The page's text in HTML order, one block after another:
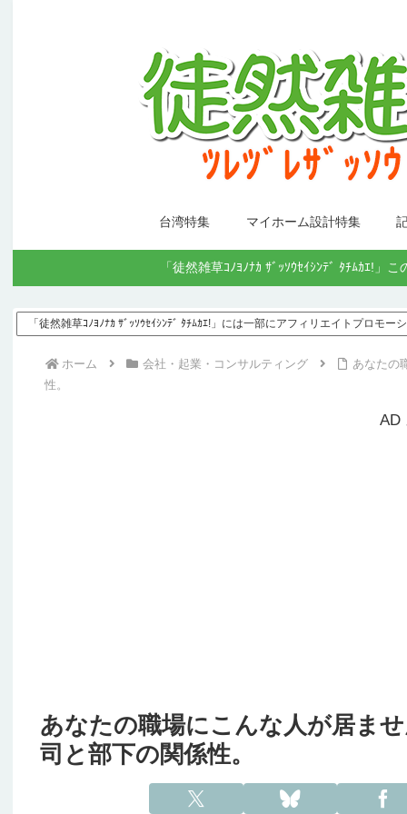
台湾特集 マイホーム設計特集
「徒然雑草ｺﾉﾖﾉﾅｶ ｻﾞｯｿｳｾｲｼﾝﾃﾞ ﾀﾁﾑｶｴ!
「徒然雑草ｺﾉﾖﾉﾅｶ ｻﾞｯｿｳｾｲｼﾝﾃﾞ ﾀﾁﾑｶｴ!」には一部にアフィリエイトプロモー
ホーム 会社・起業・コンサルティング
あなたの
性。
AD
あなたの職場にこんな人が居ま
司と部下の関係性。